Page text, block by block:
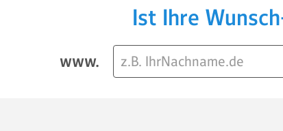
Ist Ihre
www.